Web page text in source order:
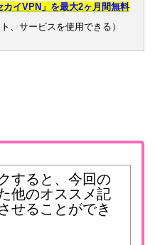
カイVPN」を最大2ヶ月間無料
、サービスを使用できる）
すると、今回の
他のオススメ記
せることができ